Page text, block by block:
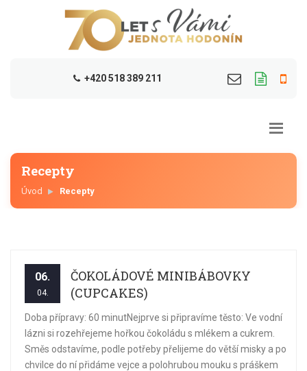
+420 518 389 211
Recepty
Úvod Recepty
06.
04.
ČOKOLÁDOVÉ MINIBÁBOVKY
(CUPCAKES)
Doba přípravy: 60 minutNejprve si připravíme těsto: Ve vodní
lázni si rozehřejeme hořkou čokoládu s mlékem a cukrem.
Směs odstavíme, podle potřeby přelijeme do větší misky a po
chvilce do ní přidáme vejce a polohrubou mouku s práškem